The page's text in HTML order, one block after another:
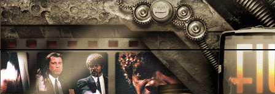
Hyppää pääsisältöön